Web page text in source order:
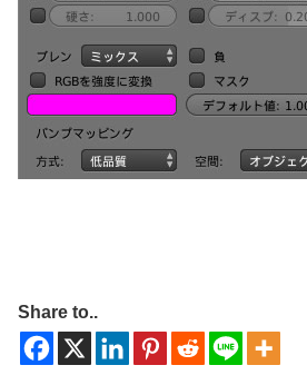
Share to..